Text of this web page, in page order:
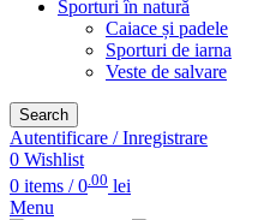
Sporturi în natură
Caiace și padele
Sporturi de iarna
Veste de salvare
Search
Autentificare / Inregistrare
0 Wishlist
0 items / 0.00 lei
Menu